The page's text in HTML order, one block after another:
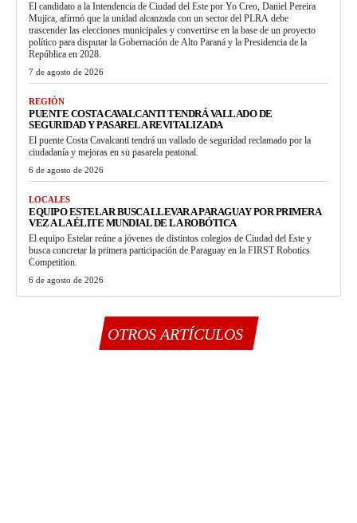
El candidato a la Intendencia de Ciudad del Este por Yo Creo, Daniel Pereira
Mujica, afirmó que la unidad alcanzada con un sector del PLRA debe
trascender las elecciones municipales y convertirse en la base de un proyecto
político para disputar la Gobernación de Alto Paraná y la Presidencia de la
República en 2028.
7 de agosto de 2026
REGIÓN
PUENTE COSTA CAVALCANTI TENDRÁ VALLADO DE
SEGURIDAD Y PASARELA REVITALIZADA
El puente Costa Cavalcanti tendrá un vallado de seguridad reclamado por la
ciudadanía y mejoras en su pasarela peatonal.
6 de agosto de 2026
LOCALES
EQUIPO ESTELAR BUSCA LLEVAR A PARAGUAY POR PRIMERA
VEZ A LA ÉLITE MUNDIAL DE LA ROBÓTICA
El equipo Estelar reúne a jóvenes de distintos colegios de Ciudad del Este y
busca concretar la primera participación de Paraguay en la FIRST Robotics
Competition.
6 de agosto de 2026
OTROS ARTÍCULOS